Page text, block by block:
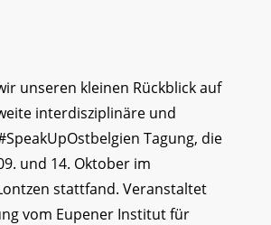
unseren kleinen Rückblick auf
interdisziplinäre und
Tagung, die
und 14. Oktober im
stattfand. Veranstaltet
vom Eupener Institut für